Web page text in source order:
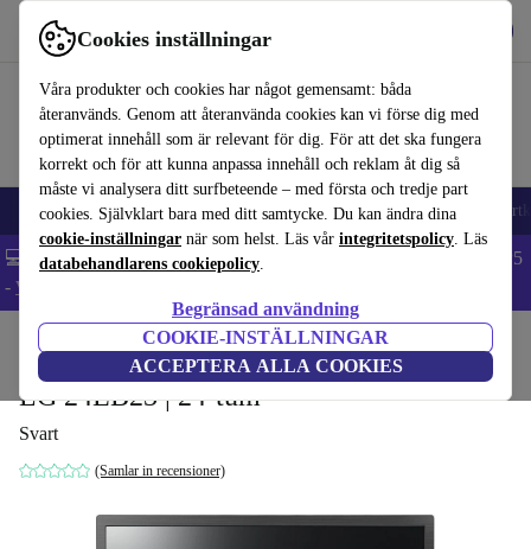
Cookies inställningar
Våra produkter och cookies har något gemensamt: båda
återanvänds. Genom att återanvända cookies kan vi förse dig med
optimerat innehåll som är relevant för dig. För att det ska fungera
korrekt och för att kunna anpassa innehåll och reklam åt dig så
måste vi analysera ditt surfbeteende – med första och tredje part
cookies. Självklart bara med ditt samtycke. Du kan ändra dina
cookie-inställningar när som helst. Läs vår integritetspolicy. Läs
databehandlarens cookiepolicy.
Begränsad användning
COOKIE-INSTÄLLNINGAR
ACCEPTERA ALLA COOKIES
Använd refurbed snabbt och enkelt
🎒 Back to school Mobiltelefoner Bärbara datorer Surfplattor
💻 Extra 5% rabatt på alla MacBooks och laptops - Code: LAPTOP5
- Villkor
Monitorer
LG 24EB23 | 24-tum
Svart
(Samlar in recensioner)